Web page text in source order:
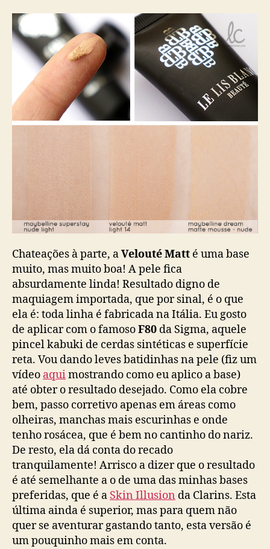
Chateações à parte, aVelouté Matt é uma base
muito, mas muito boa! A pele fica
absurdamente linda! Resultado digno de
maquiagem importada, que por sinal, é o que
ela é: toda linha é fabricada na Itália. Eu gosto
de aplicar com o famosoF80 da Sigma, aquele
pincel kabuki de cerdas sintéticas e superfície
reta. Vou dando leves batidinhas na pele (fiz um
vídeo aquimostrando como eu aplico a base)
até obter o resultado desejado. Como ela cobre
bem, passo corretivo apenas em áreas como
olheiras, manchas mais escurinhas e onde
tenho rosácea, que é bem no cantinho do nariz.
De resto, ela dá conta do recado
tranquilamente! Arrisco a dizer que o resultado
é até semelhante a o de uma das minhas bases
preferidas, que é a Skin Illusion da Clarins. Esta
última ainda é superior, mas para quem não
quer se aventurar gastando tanto, esta versão é
um pouquinho mais em conta.